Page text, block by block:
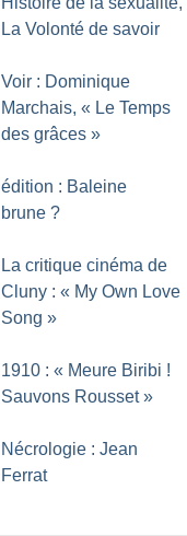
La Volonté de savoir
Voir : Dominique
Marchais, « Le Temps
des grâces »
édition : Baleine
brune ?
La critique cinéma de
Cluny : « My Own Love
Song »
1910 : « Meure Biribi !
Sauvons Rousset »
Nécrologie : Jean
Ferrat